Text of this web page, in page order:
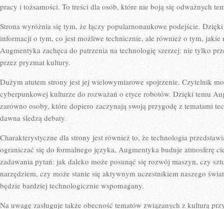
pracy i tożsamości. To treści dla osób, które nie boją się odważnych
Strona wyróżnia się tym, że łączy popularnonaukowe podejście.
informacji o tym, co jest możliwe technicznie, ale również o tym, jakie
Augmentyka zachęca do patrzenia na technologię szerzej: nie tylko
przez pryzmat kultury.
Dużym atutem strony jest jej wielowymiarowe spojrzenie. Czytelnik
cyberpunkowej kulturze do rozważań o etyce robotów. Dzięki temu
zarówno osoby, które dopiero zaczynają swoją przygodę z tematami
dawna śledzą debaty.
Charakterystyczne dla strony jest również to, że technologia
ograniczać się do formalnego języka, Augmentyka buduje atmosferę
zadawania pytań: jak daleko może posunąć się rozwój maszyn, czy
narzędziem, czy może stanie się aktywnym uczestnikiem naszego
będzie bardziej technologicznie wspomagany.
Na uwagę zasługuje także obecność tematów związanych z kulturą